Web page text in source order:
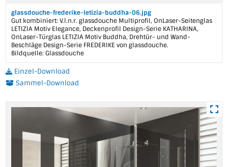
glassdouche-frederike-letizia-buddha-06.jpg
Gut kombiniert: V.l.n.r. glassdouche Multiprofil, OnLaser-Seitenglas
LETIZIA Motiv Elegance, Deckenprofil Design-Serie KATHARINA,
OnLaser-Türglas LETIZIA Motiv Buddha, Drehtür- und Wand-
Beschläge Design-Serie FREDERIKE von glassdouche.
Bildquelle: Glassdouche
Einzel-Download
Sammel-Download